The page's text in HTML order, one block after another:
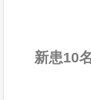
新患10